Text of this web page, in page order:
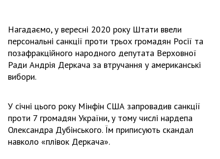
Нагадаємо, у вересні 2020 року Штати ввели
персональні санкції проти трьох громадян Росії та
позафракційного народного депутата Верховної
Ради Андрія Деркача за втручання у американські
вибори.
У січні цього року Мінфін США запровадив санкції
проти 7 громадян України, у тому числі нардепа
Олександра Дубінського. Їм приписують скандал
навколо «плівок Деркача».